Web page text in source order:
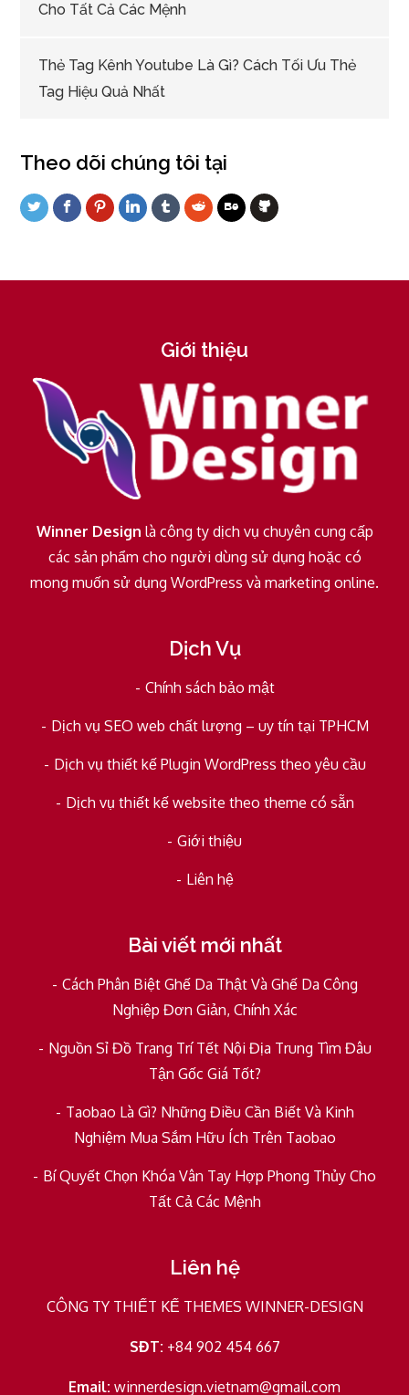
Cho Tất Cả Các Mệnh
Thẻ Tag Kênh Youtube Là Gì? Cách Tối Ưu Thẻ
Tag Hiệu Quả Nhất
Theo dõi chúng tôi tại
Giới thiệu
Winner Design là công ty dịch vụ chuyên cung cấp
các sản phẩm cho người dùng sử dụng hoặc có
mong muốn sử dụng WordPress và marketing online.
Dịch Vụ
Chính sách bảo mật
Dịch vụ SEO web chất lượng – uy tín tại TPHCM
Dịch vụ thiết kế Plugin WordPress theo yêu cầu
Dịch vụ thiết kế website theo theme có sẵn
Giới thiệu
Liên hệ
Bài viết mới nhất
Cách Phân Biệt Ghế Da Thật Và Ghế Da Công
Nghiệp Đơn Giản, Chính Xác
Nguồn Sỉ Đồ Trang Trí Tết Nội Địa Trung Tìm Đâu
Tận Gốc Giá Tốt?
Taobao Là Gì? Những Điều Cần Biết Và Kinh
Nghiệm Mua Sắm Hữu Ích Trên Taobao
Bí Quyết Chọn Khóa Vân Tay Hợp Phong Thủy Cho
Tất Cả Các Mệnh
Liên hệ
CÔNG TY THIẾT KẾ THEMES WINNER-DESIGN
SĐT: +84 902 454 667
Email: winnerdesign.vietnam@gmail.com